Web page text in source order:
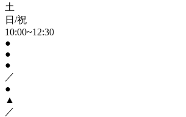
土
日/祝
10:00~12:30
●
●
●
／
●
▲
／